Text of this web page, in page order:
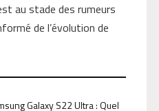
au stade des rumeurs
de l’évolution de
Galaxy S22 Ultra : Quel